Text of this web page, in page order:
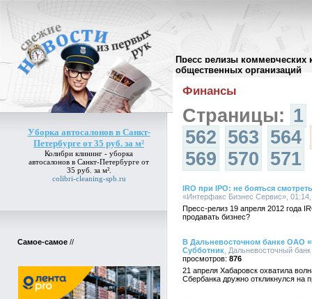
Пресс релизы коммерческих
общественных организаций
Уборка автосалонов в Санкт-
Петербурге от 35 руб. за м²
Колибри клининг - уборка
автосалонов в Санкт-Петербурге от
35 руб. за м².
colibri-cleaning-spb.ru
Самое-самое //
Архив пресс-релизов//
Финансы
Страницы: 1
562 563 564
569 570 571
IRO при IPO: не бояться
«Интерфакс Бизнес Сервис»,
Пресс-релиз 19 апреля 2012 года
продавать бизнес?
В Дальневосточном банке ОАО
Субботник , Дальневосточный
876
21 апреля Хабаровск охватила
Сбербанка дружно откликнулся на